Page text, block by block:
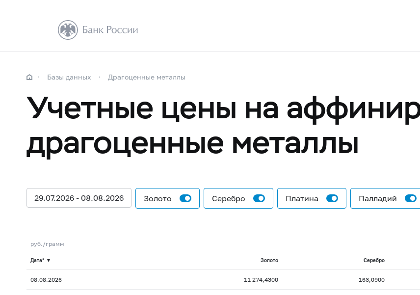
Базы данных Драгоценные металлы
Учетные цены на
драгоценные металлы
29.07.2026 - 08.08.2026 Золото Серебро Платина Палладий
руб./грамм
Дата* ▼ Золото Серебро
08.08.2026 11 274,4300 163,0900